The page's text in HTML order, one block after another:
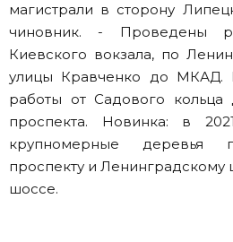
магистрали в сторону
чиновник. - Проведены
Киевского вокзала, по
улицы Кравченко до МКАД.
работы от Садового кольца
проспекта. Новинка: в
крупномерные деревья
проспекту и Ленинградскому
шоссе.